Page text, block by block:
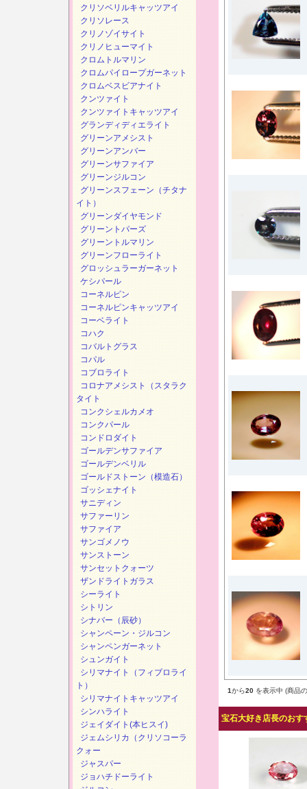
1から20 を表示中 (商品
宝石大好き店長のおす
クリソベリルキャッツアイ
クリソレース
クリノゾイサイト
クリノヒューマイト
クロムトルマリン
クロムパイロープガーネット
クロムベスビアナイト
クンツァイト
クンツァイトキャッツアイ
グランディディエライト
グリーンアメシスト
グリーンアンバー
グリーンサファイア
グリーンジルコン
グリーンスフェーン（チタナ
イト）
グリーンダイヤモンド
グリーントパーズ
グリーントルマリン
グリーンフローライト
グロッシュラーガーネット
ケシパール
コーネルピン
コーネルピンキャッツアイ
コーベライト
コハク
コバルトグラス
コパル
コブロライト
コロナアメシスト（スタラク
タイト
コンクシェルカメオ
コンクパール
コンドロダイト
ゴールデンサファイア
ゴールデンベリル
ゴールドストーン（模造石）
ゴッシェナイト
サニディン
サファーリン
サファイア
サンゴメノウ
サンストーン
サンセットクォーツ
ザンドライトガラス
シーライト
シトリン
シナバー（辰砂）
シャンペーン・ジルコン
シャンペンガーネット
シュンガイト
シリマナイト（フィブロライ
ト）
シリマナイトキャッツアイ
シンハライト
ジェイダイト(本ヒスイ)
ジェムシリカ（クリソコーラ
クォー
ジャスパー
ジョハチドーライト